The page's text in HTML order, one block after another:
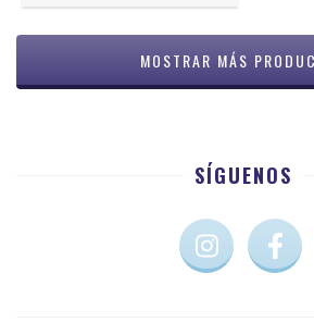
MOSTRAR MÁS
SÍGUENOS